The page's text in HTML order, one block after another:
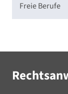
Freie Berufe